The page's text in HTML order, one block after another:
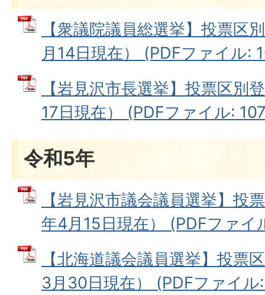
【衆議院議員総選挙】投票区
月14日現在） (PDFファイル:
【岩見沢市長選挙】投票区別
17日現在） (PDFファイル:
令和5年
【岩見沢市議会議員選挙】投
年4月15日現在） (PDFファイ
【北海道議会議員選挙】投票
3月30日現在） (PDFファイル